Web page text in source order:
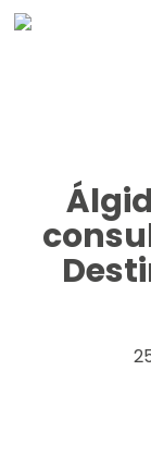
Skip
to